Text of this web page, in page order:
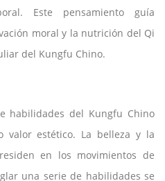
Este pensamiento guía
moral y la nutrición del Qi
del Kungfu Chino.
habilidades del Kungfu Chino
valor estético. La belleza y la
en los movimientos de
una serie de habilidades se